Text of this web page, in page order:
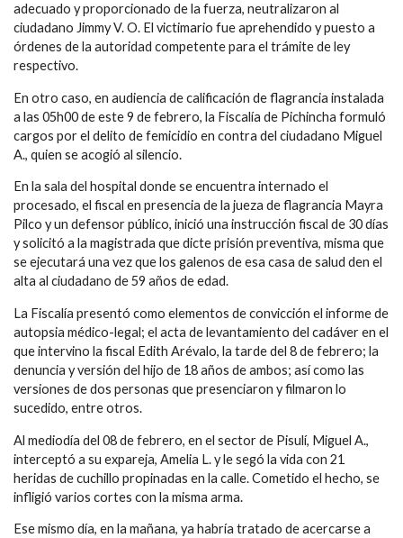
adecuado y proporcionado de la fuerza, neutralizaron al
ciudadano Jimmy V. O. El victimario fue aprehendido y puesto a
órdenes de la autoridad competente para el trámite de ley
respectivo.
En otro caso, en audiencia de calificación de flagrancia instalada
a las 05h00 de este 9 de febrero, la Fiscalía de Pichincha formuló
cargos por el delito de femicidio en contra del ciudadano Miguel
A., quien se acogió al silencio.
En la sala del hospital donde se encuentra internado el
procesado, el fiscal en presencia de la jueza de flagrancia Mayra
Pilco y un defensor público, inició una instrucción fiscal de 30 días
y solicitó a la magistrada que dicte prisión preventiva, misma que
se ejecutará una vez que los galenos de esa casa de salud den el
alta al ciudadano de 59 años de edad.
La Fiscalía presentó como elementos de convicción el informe de
autopsia médico-legal; el acta de levantamiento del cadáver en el
que intervino la fiscal Edith Arévalo, la tarde del 8 de febrero; la
denuncia y versión del hijo de 18 años de ambos; así como las
versiones de dos personas que presenciaron y filmaron lo
sucedido, entre otros.
Al mediodía del 08 de febrero, en el sector de Pisulí, Miguel A.,
interceptó a su expareja, Amelia L. y le segó la vida con 21
heridas de cuchillo propinadas en la calle. Cometido el hecho, se
infligió varios cortes con la misma arma.
Ese mismo día, en la mañana, ya habría tratado de acercarse a